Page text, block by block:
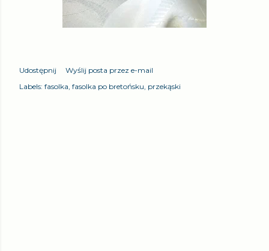
Udostępnij
Wyślij posta przez e-mail
Labels: fasolka fasolka po bretońsku przekąski